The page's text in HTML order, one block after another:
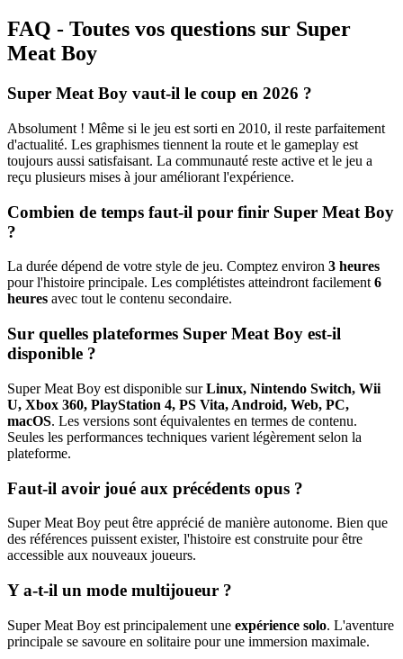
FAQ - Toutes vos questions sur Super
Meat Boy
Super Meat Boy vaut-il le coup en 2026 ?
Absolument ! Même si le jeu est sorti en 2010, il reste parfaitement
d'actualité. Les graphismes tiennent la route et le gameplay est
toujours aussi satisfaisant. La communauté reste active et le jeu a
reçu plusieurs mises à jour améliorant l'expérience.
Combien de temps faut-il pour finir Super Meat Boy
?
La durée dépend de votre style de jeu. Comptez environ 3 heures
pour l'histoire principale. Les complétistes atteindront facilement6
heures avec tout le contenu secondaire.
Sur quelles plateformes Super Meat Boy est-il
disponible ?
Super Meat Boy est disponible surLinux, Nintendo Switch, Wii
U, Xbox 360, PlayStation 4, PS Vita, Android, Web, PC,
macOS. Les versions sont équivalentes en termes de contenu.
Seules les performances techniques varient légèrement selon la
plateforme.
Faut-il avoir joué aux précédents opus ?
Super Meat Boy peut être apprécié de manière autonome. Bien que
des références puissent exister, l'histoire est construite pour être
accessible aux nouveaux joueurs.
Y a-t-il un mode multijoueur ?
Super Meat Boy est principalement une expérience solo. L'aventure
principale se savoure en solitaire pour une immersion maximale.